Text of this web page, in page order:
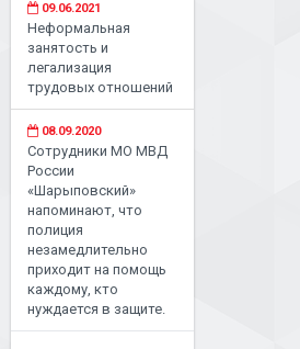
09.06.2021
Неформальная
занятость и
легализация
трудовых отношений
08.09.2020
Сотрудники МО МВД
России
«Шарыповский»
напоминают, что
полиция
незамедлительно
приходит на помощь
каждому, кто
нуждается в защите.